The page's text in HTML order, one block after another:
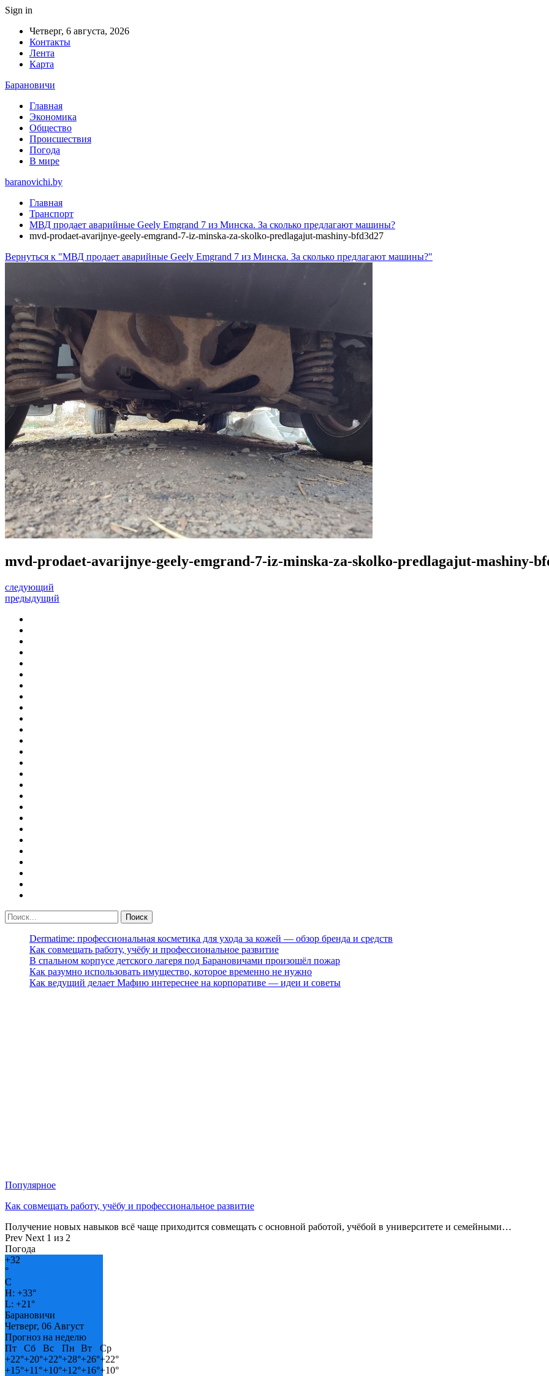
Sign in
Четверг, 6 августа, 2026
Контакты
Лента
Карта
Барановичи
Главная
Экономика
Общество
Происшествия
Погода
В мире
baranovichi.by
Главная
Транспорт
МВД продает аварийные Geely Emgrand 7 из Минска. За сколько предлагают машины?
mvd-prodaet-avarijnye-geely-emgrand-7-iz-minska-za-skolko-predlagajut-mashiny-bfd3d27
Вернуться к "МВД продает аварийные Geely Emgrand 7 из Минска. За сколько предлагают машины?"
mvd-prodaet-avarijnye-geely-emgrand-7-iz-minska-za-skolko-predlagajut-mashiny-
следующий
предыдущий
Dermatime: профессиональная косметика для ухода за кожей — обзор бренда и средств
Как совмещать работу, учёбу и профессиональное развитие
В спальном корпусе детского лагеря под Барановичами произошёл пожар
Как разумно использовать имущество, которое временно не нужно
Как ведущий делает Мафию интереснее на корпоративе — идеи и советы
Популярное
Как совмещать работу, учёбу и профессиональное развитие
Получение новых навыков всё чаще приходится совмещать с основной работой, учёбой в университете и семейными…
Prev Next 1 из 2
Погода
+32
°
C
H: +33°
L: +21°
Барановичи
Четверг, 06 Август
Прогноз на неделю
Пт
Сб Вс Пн Вт
Ср
+22°+20°+22°+28°+26°+22°
+15°+11°+10°+12°+16°+10°